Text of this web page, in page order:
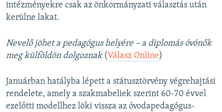
intézményekre csak az önkormányzati választás után
kerülne lakat.
Nevelő jöhet a pedagógus helyére – a diplomás óvónők
meg külföldön dolgoznak(Válasz Online)
Januárban hatályba lépett a státusztörvény végrehajtási
rendelete, amely a szakmabeliek szerint 60-70 évvel
ezelőtti modellhez löki vissza az óvodapedagógus-